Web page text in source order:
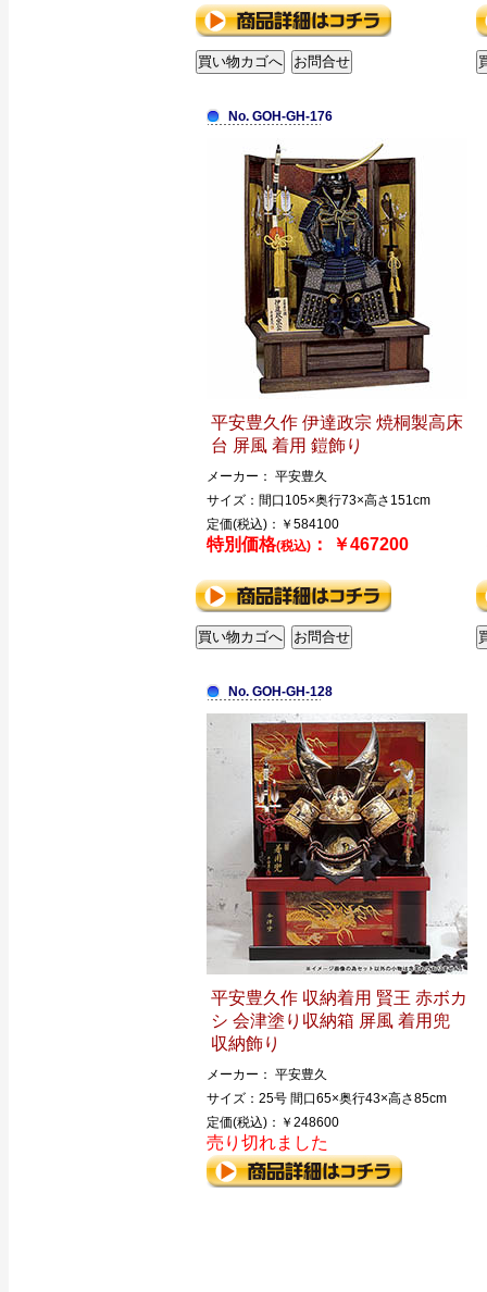
No. GOH-GH-176
平安豊久作 伊達政宗 焼桐製高床
台 屏風 着用 鎧飾り
メーカー： 平安豊久
サイズ：間口105×奥行73×高さ151cm
定価(税込)：￥584100
特別価格(税込)： ￥467200
No. GOH-GH-128
平安豊久作 収納着用 賢王 赤ボカ
シ 会津塗り収納箱 屏風 着用兜
収納飾り
メーカー： 平安豊久
サイズ：25号 間口65×奥行43×高さ85cm
定価(税込)：￥248600
売り切れました